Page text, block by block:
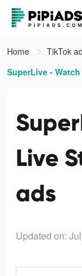
Home
TikTok
SuperLive -
Live
ads
Updated on: